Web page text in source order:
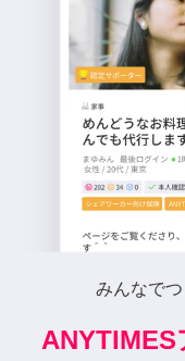
みんなでつ